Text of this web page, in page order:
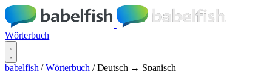
Wörterbuch
babelfish / Wörterbuch / Deutsch → Spanisch